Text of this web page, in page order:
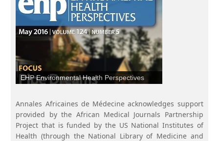
EHP Environmental Health Perspectives
Annales Africaines de Médecine acknowledges support
provided by the African Medical Journals Partnership
Project that is funded by the US National Institutes of
Health (through the National Library of Medicine and